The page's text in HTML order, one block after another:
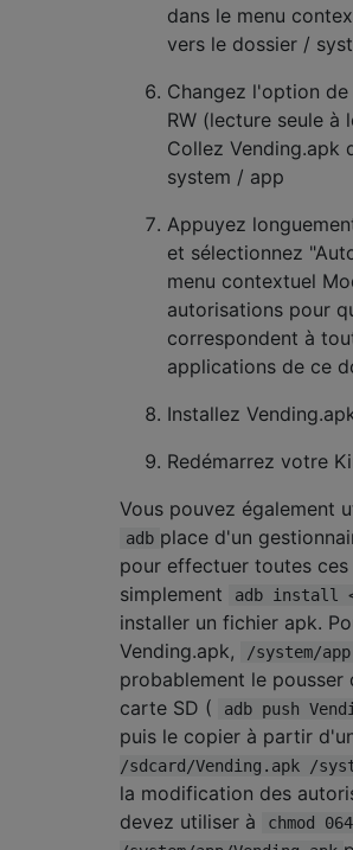
dans le menu
vers le dossier /
Changez l'option de
RW (lecture seule à
Collez Vending.apk
system / app
Appuyez
et sélectionnez
menu contextuel
autorisations pour
correspondent à
applications de ce
Installez
Redémarrez votre
Vous pouvez également
adb place d'un
pour effectuer toutes
simplement
adb install
installer un fichier apk.
Vending.apk,
/system/app
probablement le pousser
carte SD (
adb push
puis le copier à partir
/sdcard/Vending.apk /
la modification des
devez utiliser à
chmod